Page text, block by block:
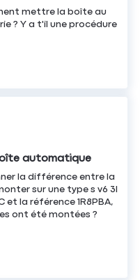
mettre la boîte au
? Y a t'il une procédure
automatique
la différence entre la
sur une type s v6 3l
et la référence 1R8PBA,
ont été montées ?